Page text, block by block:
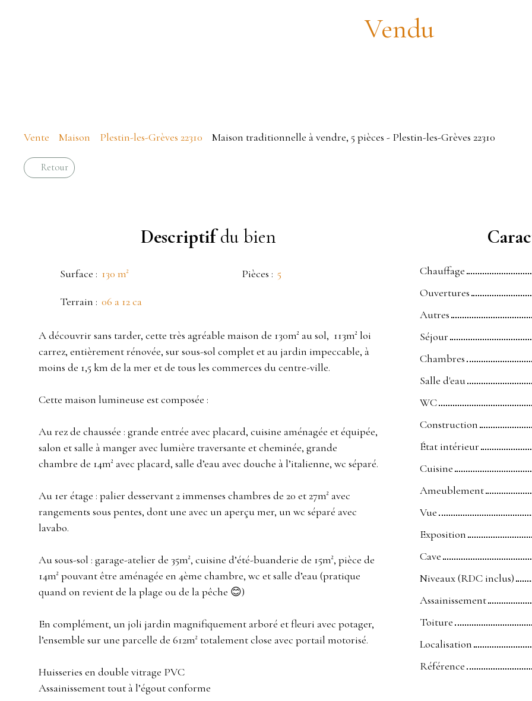
Vendu
Vente Maison Plestin-les-Grèves 22310 Maison traditionnelle à vendre, 5 pièces - Plestin-les-Grèves 22310
Retour
Descriptifdu bien
Surface : 130 m² Pièces : 5
Terrain : 06 a 12 ca
A découvrir sans tarder, cette très agréable maison de 130m² au sol, 113m² loi
carrez, entièrement rénovée, sur sous-sol complet et au jardin impeccable, à
moins de 1,5 km de la mer et de tous les commerces du centre-ville.
Cette maison lumineuse est composée :
Au rez de chaussée : grande entrée avec placard, cuisine aménagée et équipée,
salon et salle à manger avec lumière traversante et cheminée, grande
chambre de 14m² avec placard, salle d’eau avec douche à l’italienne, wc séparé.
Au 1er étage : palier desservant 2 immenses chambres de 20 et 27m² avec
rangements sous pentes, dont une avec un aperçu mer, un wc séparé avec
lavabo.
Au sous-sol : garage-atelier de 35m², cuisine d’été-buanderie de 15m², pièce de
14m² pouvant être aménagée en 4ème chambre, wc et salle d’eau (pratique
quand on revient de la plage ou de la pêche 😊)
En complément, un joli jardin magnifiquement arboré et fleuri avec potager,
l’ensemble sur une parcelle de 612m² totalement close avec portail motorisé.
Huisseries en double vitrage PVC
Assainissement tout à l’égout conforme
Chauffage
Ouvertures
Autres
Séjour
Chambres
Salle d'eau
WC
Construction
État intérieur
Cuisine
Ameublement
Vue
Exposition
Cave
Niveaux (RDC inclus)
Assainissement
Toiture
Localisation
Référence